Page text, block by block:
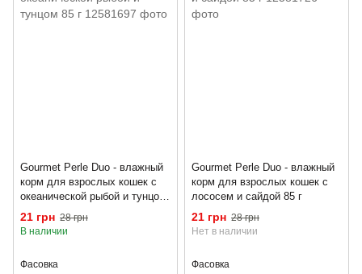
Gourmet Perle Duo - влажный
корм для взрослых кошек с
океанической рыбой и тунцом
85 г
21 грн 28 грн
В наличии
Фасовка
Gourmet Perle Duo - влажный
корм для взрослых кошек с
лососем и сайдой 85 г
21 грн 28 грн
Нет в наличии
Фасовка